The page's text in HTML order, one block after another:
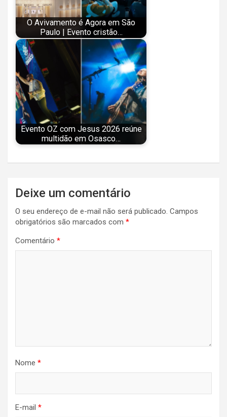
O Avivamento é Agora em São
Paulo | Evento cristão…
Evento OZ com Jesus 2026 reúne
multidão em Osasco…
Navegação
de
Post
Deixe um comentário
O seu endereço de e-mail não será publicado. Campos
obrigatórios são marcados com *
Comentário *
Nome *
E-mail *